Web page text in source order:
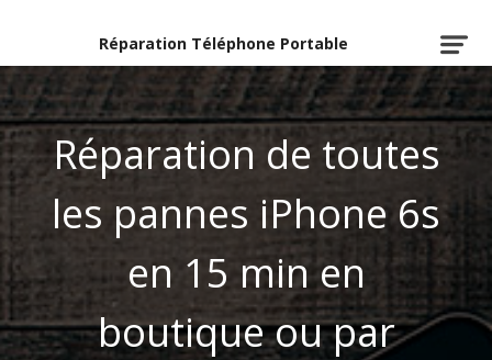
Réparation Téléphone Portable
Réparation de toutes
les pannes iPhone 6s
en 15 min en
boutique ou par